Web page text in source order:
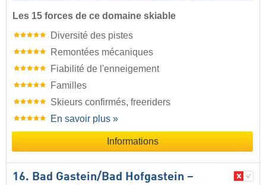
Les 15 forces de ce domaine skiable
Diversité des pistes
Remontées mécaniques
Fiabilité de l'enneigement
Familles
Skieurs confirmés, freeriders
En savoir plus »
Informations
16. Bad Gastein/​Bad Hofgastein –